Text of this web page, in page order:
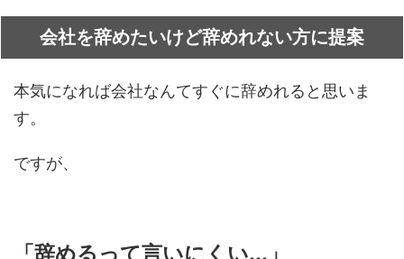
会社を辞めたいけど辞めれない方に提案
本気になれば会社なんてすぐに辞めれると思いま
す。
ですが、
「辞めるって言いにくい...」